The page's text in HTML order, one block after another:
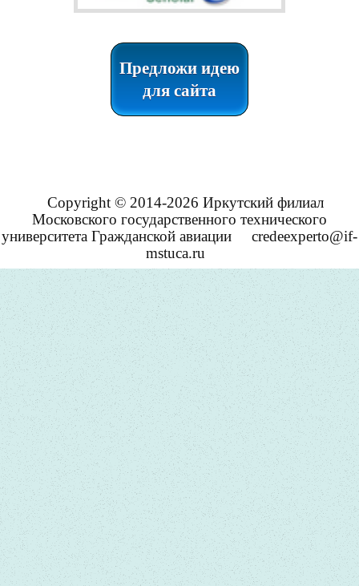
Предложи идею
для сайта
Copyright © 2014-2026 Иркутский филиал
Московского государственного технического
университета Гражданской авиации
credeexperto@if-
mstuca.ru